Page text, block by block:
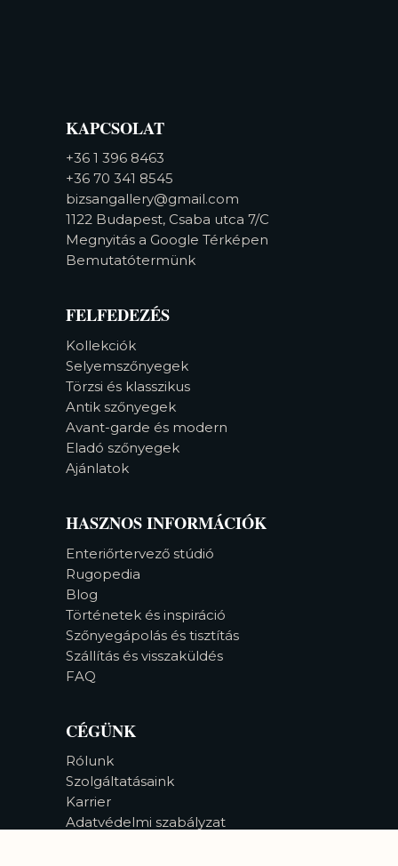
KAPCSOLAT
+36 1 396 8463
+36 70 341 8545
bizsangallery@gmail.com
1122 Budapest, Csaba utca 7/C
Megnyitás a Google Térképen
Bemutatótermünk
FELFEDEZÉS
Kollekciók
Selyemszőnyegek
Törzsi és klasszikus
Antik szőnyegek
Avant-garde és modern
Eladó szőnyegek
Ajánlatok
HASZNOS INFORMÁCIÓK
Enteriőrtervező stúdió
Rugopedia
Blog
Történetek és inspiráció
Szőnyegápolás és tisztítás
Szállítás és visszaküldés
FAQ
CÉGÜNK
Rólunk
Szolgáltatásaink
Karrier
Adatvédelmi szabályzat